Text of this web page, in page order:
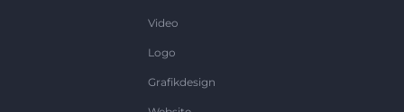
Video
Logo
Grafikdesign